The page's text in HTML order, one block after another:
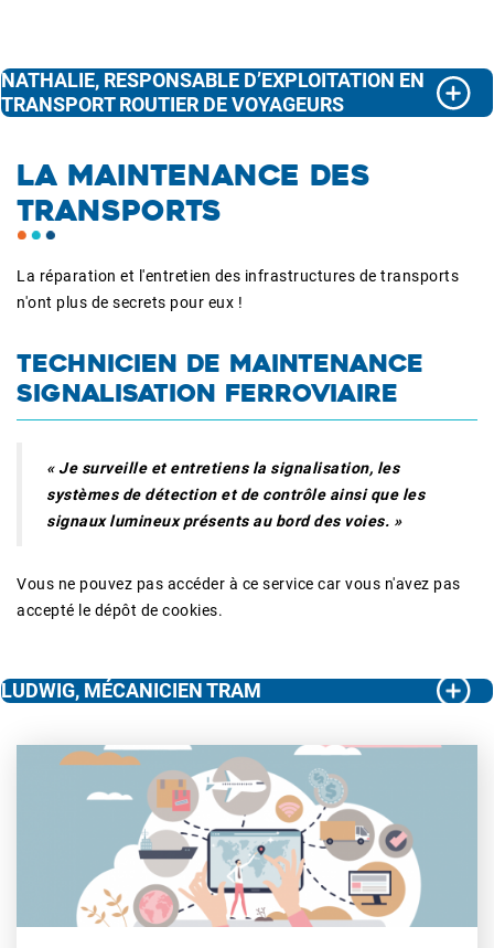
NATHALIE, RESPONSABLE D’EXPLOITATION EN
TRANSPORT ROUTIER DE VOYAGEURS
LA MAINTENANCE DES
TRANSPORTS
La réparation et l'entretien des infrastructures de transports
n'ont plus de secrets pour eux !
TECHNICIEN DE MAINTENANCE
SIGNALISATION FERROVIAIRE
« Je surveille et entretiens la signalisation, les
systèmes de détection et de contrôle ainsi que les
signaux lumineux présents au bord des voies. »
Vous ne pouvez pas accéder à ce service car vous n'avez pas
accepté le dépôt de cookies.
LUDWIG, MÉCANICIEN TRAM